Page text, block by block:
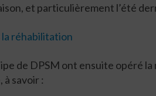
et particulièrement l’été
la réhabilitation
de DPSM ont ensuite opéré
à savoir :